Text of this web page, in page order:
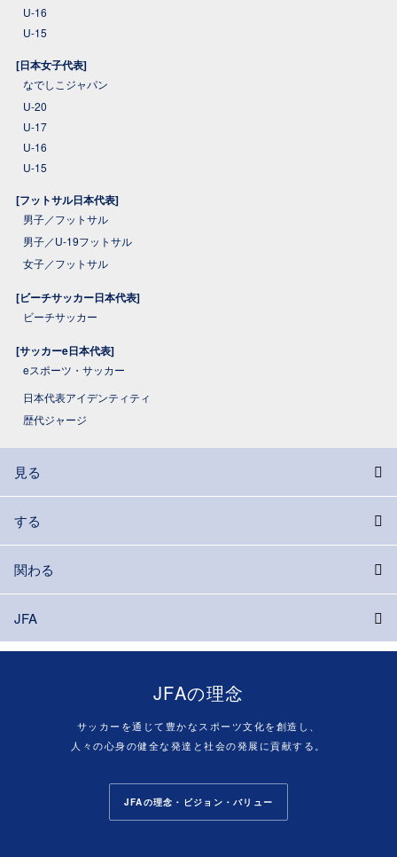
U-16
U-15
[日本女子代表]
なでしこジャパン
U-20
U-17
U-16
U-15
[フットサル日本代表]
男子／フットサル
男子／U-19フットサル
女子／フットサル
[ビーチサッカー日本代表]
ビーチサッカー
[サッカーe日本代表]
eスポーツ・サッカー
日本代表アイデンティティ
歴代ジャージ
見る
する
関わる
JFA
JFAの理念
サッカーを通じて豊かなスポーツ文化を創造し、
人々の心身の健全な発達と社会の発展に貢献する。
JFAの理念・ビジョン・バリュー